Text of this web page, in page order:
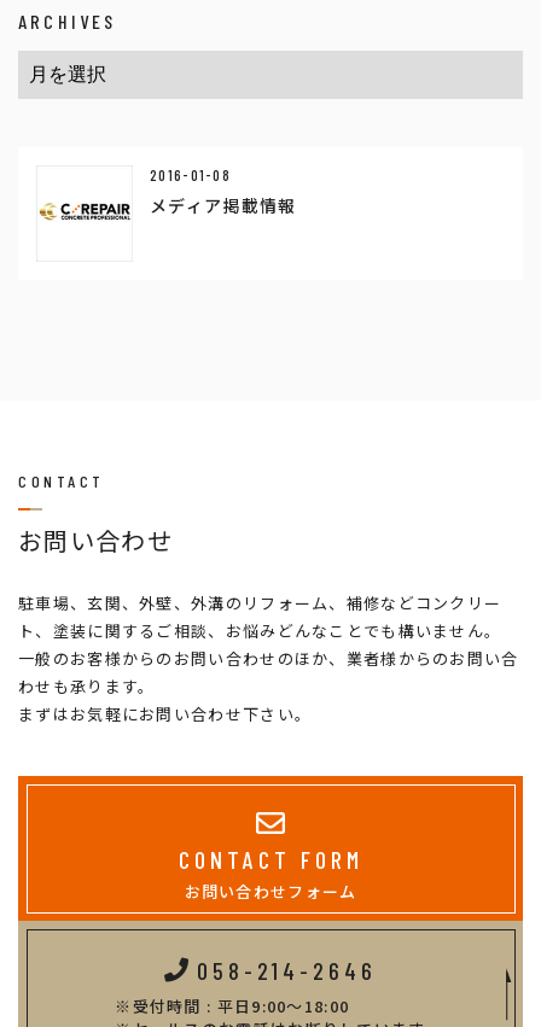
ARCHIVES
2016-01-08
メディア掲載情報
CONTACT
お問い合わせ
駐車場、玄関、外壁、外溝のリフォーム、補修などコンクリー
ト、塗装に関するご相談、お悩みどんなことでも構いません。
一般のお客様からのお問い合わせのほか、業者様からのお問い合
わせも承ります。
まずはお気軽にお問い合わせ下さい。
CONTACT FORM
お問い合わせフォーム
058-214-2646
受付時間 : 平日9:00～18:00